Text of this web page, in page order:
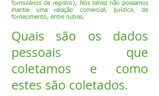
formulários de registro), Nós talvez não possamos
manter uma relação comercial, jurídica, de
fornecimento, entre outras.
Quais são os dados
pessoais que
coletamos e como
estes são coletados.